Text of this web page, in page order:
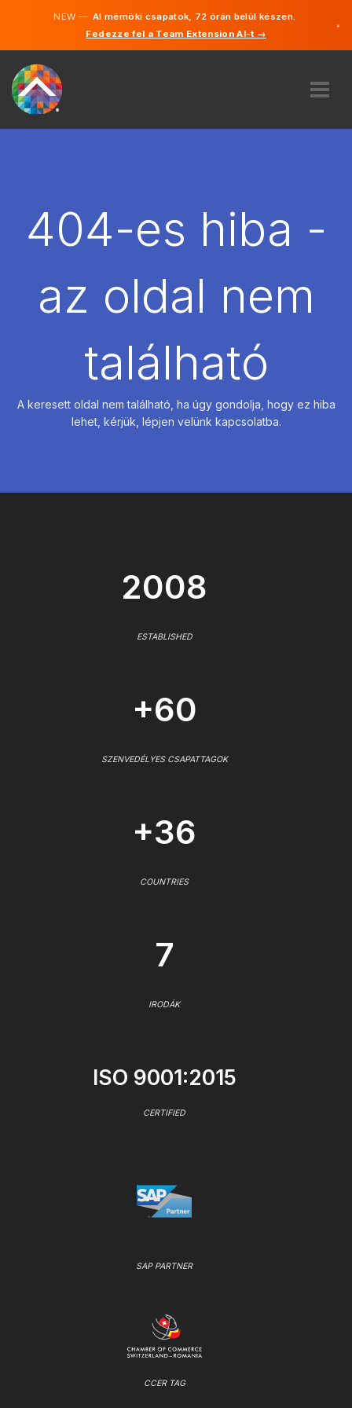
NEW —AI mérnöki csapatok, 72 órán belül készen.
Fedezze fel a Team Extension AI-t →
×
BÉREL
404-es hiba -
az oldal nem
található
A keresett oldal nem található, ha úgy gondolja, hogy ez hiba
lehet, kérjük, lépjen velünk kapcsolatba.
2008
ESTABLISHED
+60
SZENVEDÉLYES CSAPATTAGOK
+36
COUNTRIES
7
IRODÁK
ISO 9001:2015
CERTIFIED
SAP PARTNER
CCER TAG